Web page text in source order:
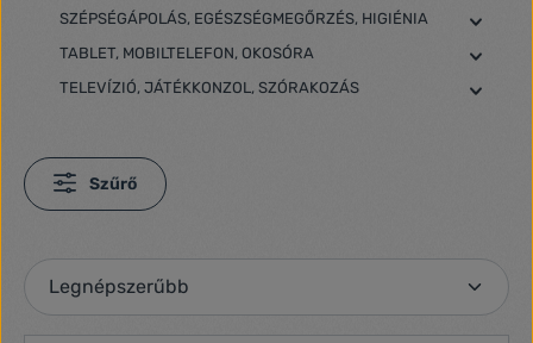
SZÉPSÉGÁPOLÁS, EGÉSZSÉGMEGŐRZÉS, HIGIÉNIA
TABLET, MOBILTELEFON, OKOSÓRA
TELEVÍZIÓ, JÁTÉKKONZOL, SZÓRAKOZÁS
Szűrő